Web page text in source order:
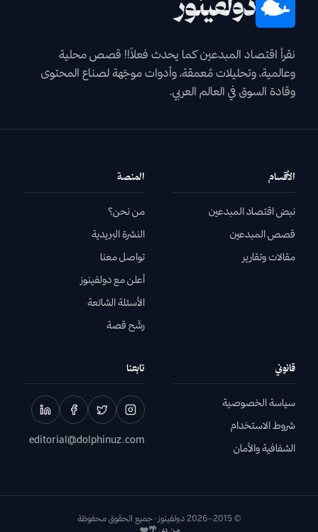
نقرأ اقتصاد المبدعين كما يحدث فعلاً!! قصص محلية
وعالمية، وتحليلات مٌعمقة، وأدوات موجّهة لصناع المحتوى
وقادة السوق في العالم العربي.
الأقسام
نبض اقتصاد المبدعين
قصص المبدعين
مقالات وتقارير
المنصة
من نحن؟
النشرة البريدية
تواصل معنا
أعلن مع دولفينوز
الأسئلة الشائعة
رشّح قصة
قانوني
سياسة الخصوصية
شروط الاستخدام
الشفافية والأمان
تابعنا
editorial@dolphinuz.com
© 2015–
2026 دولفينوز · جميع الحقوق محفوظة
من دبي 🌴❤️